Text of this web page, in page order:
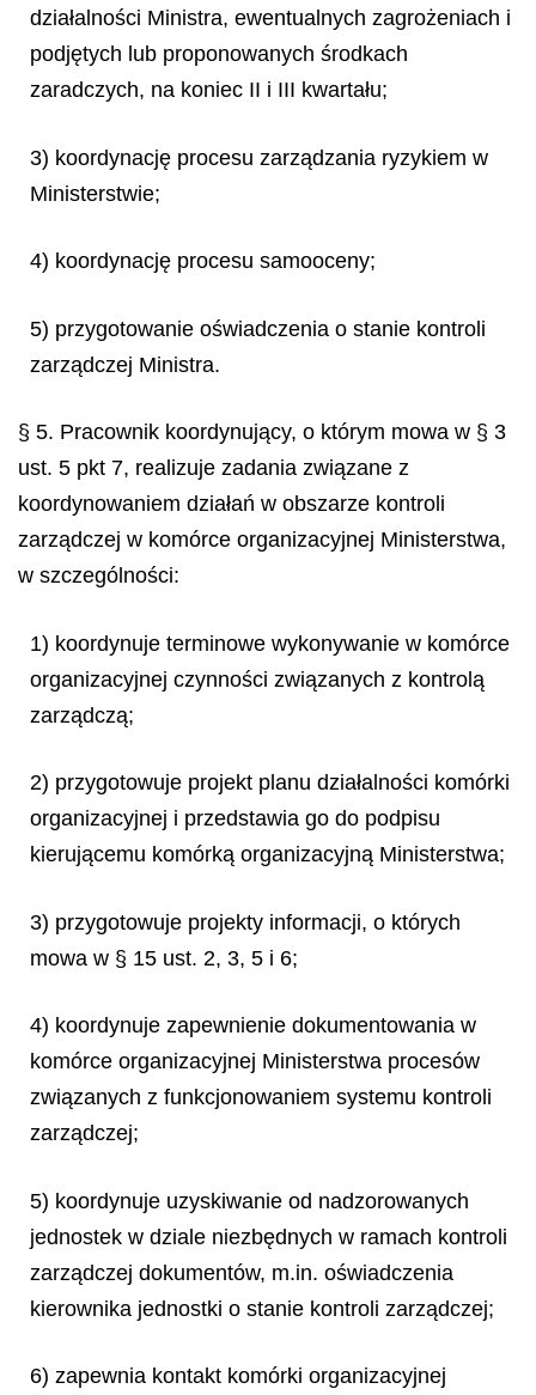
działalności Ministra, ewentualnych zagrożeniach i
podjętych lub proponowanych środkach
zaradczych, na koniec II i III kwartału;
3) koordynację procesu zarządzania ryzykiem w
Ministerstwie;
4) koordynację procesu samooceny;
5) przygotowanie oświadczenia o stanie kontroli
zarządczej Ministra.
§ 5. Pracownik koordynujący, o którym mowa w § 3
ust. 5 pkt 7, realizuje zadania związane z
koordynowaniem działań w obszarze kontroli
zarządczej w komórce organizacyjnej Ministerstwa,
w szczególności:
1) koordynuje terminowe wykonywanie w komórce
organizacyjnej czynności związanych z kontrolą
zarządczą;
2) przygotowuje projekt planu działalności komórki
organizacyjnej i przedstawia go do podpisu
kierującemu komórką organizacyjną Ministerstwa;
3) przygotowuje projekty informacji, o których
mowa w § 15 ust. 2, 3, 5 i 6;
4) koordynuje zapewnienie dokumentowania w
komórce organizacyjnej Ministerstwa procesów
związanych z funkcjonowaniem systemu kontroli
zarządczej;
5) koordynuje uzyskiwanie od nadzorowanych
jednostek w dziale niezbędnych w ramach kontroli
zarządczej dokumentów, m.in. oświadczenia
kierownika jednostki o stanie kontroli zarządczej;
6) zapewnia kontakt komórki organizacyjnej